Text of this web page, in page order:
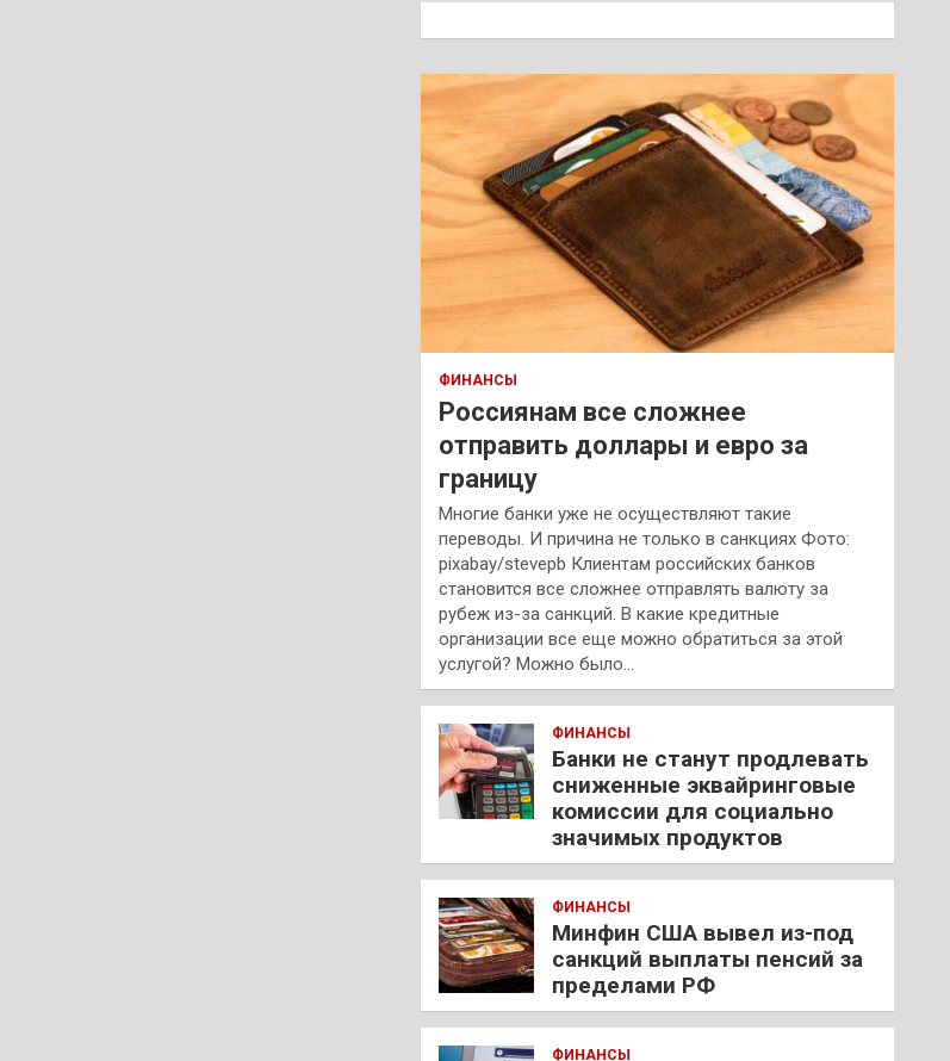
к
ФИНАНСЫ
Россиянам все сложнее
отправить доллары и евро за
границу
Многие банки уже не осуществляют такие
переводы. И причина не только в санкциях Фото:
pixabay/stevepb Клиентам российских банков
становится все сложнее отправлять валюту за
рубеж из-за санкций. В какие кредитные
организации все еще можно обратиться за этой
услугой? Можно было…
ФИНАНСЫ
Банки не станут продлевать
сниженные эквайринговые
комиссии для социально
значимых продуктов
ФИНАНСЫ
Минфин США вывел из-под
санкций выплаты пенсий за
пределами РФ
ФИНАНСЫ